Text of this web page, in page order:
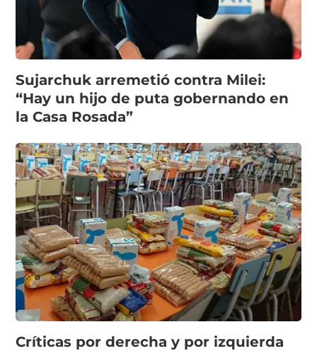
Sujarchuk arremetió contra Milei:
“Hay un hijo de puta gobernando en
la Casa Rosada”
Críticas por derecha y por izquierda